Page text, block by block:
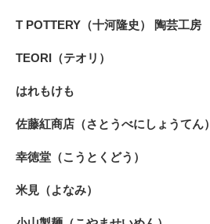
T POTTERY（十河隆史） 陶芸工房
TEORI（テオリ）
はれもけも
佐藤紅商店（さとうべにしょうてん）
幸徳堂（こうとくどう）
米見（よなみ）